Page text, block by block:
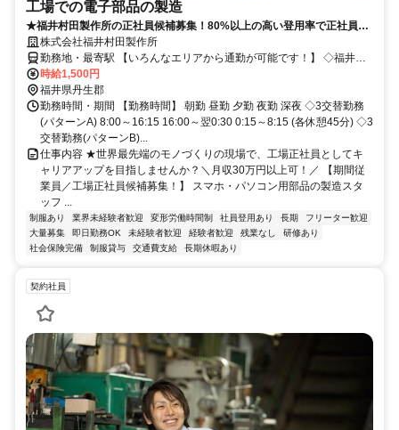
工場での電子部品の製造
★福井村田製作所の正社員候補募集！80%以上の高い登用率で正社員に
なれるチャンス！
株式会社福井村田製作所
勤務地・最寄駅 【いろんなエリアから通勤が可能です！】 ◇福井市
からも通勤されてます。 ◇敦賀市からの通勤されてます。 ◇坂井市
からも通勤されてます。 ◇丹生郡越前町からも通勤されてます。 ◇
南条郡南越前町からも通勤されてます。 ◇大野市からもも通勤され
てます。 ◇勝山市からもも通勤されてます。
時給1,500円
福井県丹生郡
勤務時間・期間 【勤務時間】 朝勤 昼勤 夕勤 夜勤 深夜 ◇3交替勤務
(パターンA) 8:00～16:15 16:00～翌0:30 0:15～8:15 (各休憩45分) ◇3
交替勤務(パターンB)...
仕事内容 ★世界最先端のモノづくりの現場で、工場正社員としてキ
ャリアアップを目指しませんか？＼月収30万円以上可！／ 【期間従
業員／工場正社員候補募集！】 スマホ・パソコン用部品の製造スタ
ッフ ...
制服あり 業界未経験者歓迎 変形労働時間制 社員登用あり 長期
フリーター歓迎
大量募集
即日勤務OK 未経験者歓迎 経験者歓迎 残業なし
研修あり
社会保険完備
制服貸与 交通費支給 長期休暇あり
契約社員